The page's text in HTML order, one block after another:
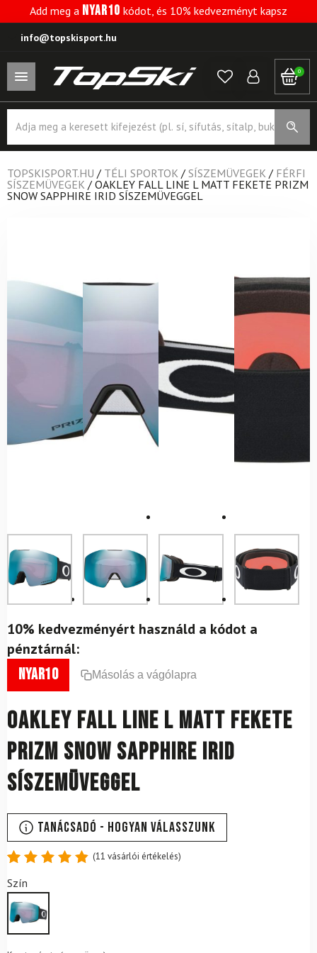
Add meg a NYAR10 kódot, és 10% kedvezményt kapsz
info@topskisport.hu
0
search
TOPSKISPORT.HU / TÉLI SPORTOK / SÍSZEMÜVEGEK / FÉRFI
SÍSZEMÜVEGEK / OAKLEY FALL LINE L MATT FEKETE PRIZM
SNOW SAPPHIRE IRID SÍSZEMÜVEGGEL
10% kedvezményért használd a kódot a
pénztárnál:
nyar10 Másolás a vágólapra
OAKLEY Fall Line L matt fekete
Prizm Snow Sapphire Irid
síszemüveggel
Tanácsadó - Hogyan válasszunk
4.91
5-ből,
értékelés
alapján
(11 vásárlói értékelés)
Szín